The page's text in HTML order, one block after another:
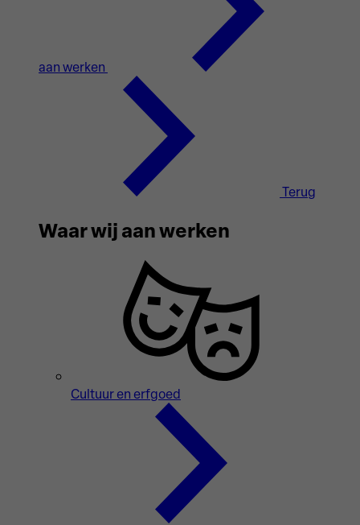
aan werken
Terug
Waar wij aan werken
Cultuur en erfgoed